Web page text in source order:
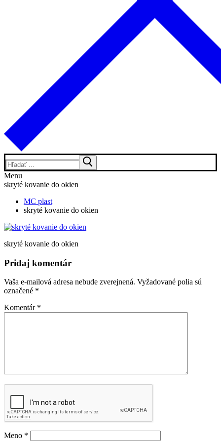
Hľadať:
Menu
skryté kovanie do okien
MC plast
skryté kovanie do okien
skryté kovanie do okien
Pridaj komentár
Vaša e-mailová adresa nebude zverejnená. Vyžadované polia sú
označené *
Komentár *
Meno *